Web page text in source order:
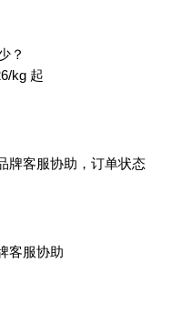
？
kg 起
牌客服协助，订单状态
客服协助